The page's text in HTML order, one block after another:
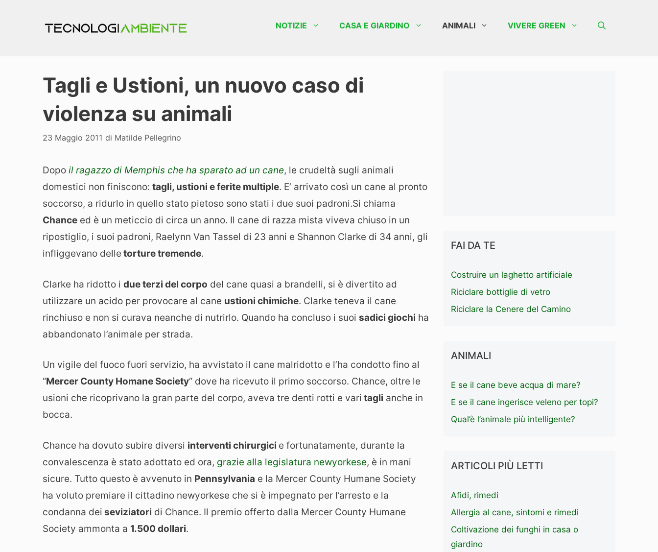
NOTIZIE CASA E GIARDINO ANIMALI VIVERE GREEN
Tagli e Ustioni, un nuovo caso di
violenza su animali
23 Maggio 2011 di Matilde Pellegrino
Dopo il ragazzo di Memphis che ha sparato ad un cane, le crudeltà sugli animali
domestici non finiscono: tagli, ustioni e ferite multiple. E’ arrivato così un cane al pronto
soccorso, a ridurlo in quello stato pietoso sono stati i due suoi padroni.Si chiama
Chance ed è un meticcio di circa un anno. Il cane di razza mista viveva chiuso in un
ripostiglio, i suoi padroni, Raelynn Van Tassel di 23 anni e Shannon Clarke di 34 anni, gli
infliggevano delle torture tremende.
Clarke ha ridotto i due terzi del corpo del cane quasi a brandelli, si è divertito ad
utilizzare un acido per provocare al cane ustioni chimiche. Clarke teneva il cane
rinchiuso e non si curava neanche di nutrirlo. Quando ha concluso i suoi sadici giochi ha
abbandonato l’animale per strada.
Un vigile del fuoco fuori servizio, ha avvistato il cane malridotto e l’ha condotto fino al
“Mercer County Homane Society” dove ha ricevuto il primo soccorso. Chance, oltre le
usioni che ricoprivano la gran parte del corpo, aveva tre denti rotti e vari tagli anche in
bocca.
Chance ha dovuto subire diversi interventi chirurgici e fortunatamente, durante la
convalescenza è stato adottato ed ora, grazie alla legislatura newyorkese, è in mani
sicure. Tutto questo è avvenuto in Pennsylvania e la Mercer County Humane Society
ha voluto premiare il cittadino newyorkese che si è impegnato per l’arresto e la
condanna dei seviziatori di Chance. Il premio offerto dalla Mercer County Humane
Society ammonta a 1.500 dollari.
FAI DA TE
Costruire un laghetto artificiale
Riciclare bottiglie di vetro
Riciclare la Cenere del Camino
ANIMALI
E se il cane beve acqua di mare?
E se il cane ingerisce veleno per topi?
Qual’è l’animale più intelligente?
ARTICOLI PIÙ LETTI
Afidi, rimedi
Allergia al cane, sintomi e rimedi
Coltivazione dei funghi in casa o
giardino